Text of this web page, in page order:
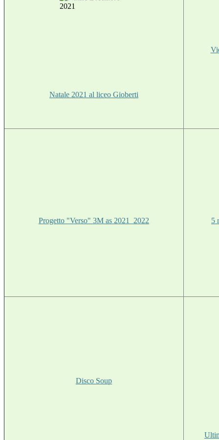
Natale 2021 al liceo Gioberti
Progetto "Verso" 3M as 2021_2022 5
Disco Soup